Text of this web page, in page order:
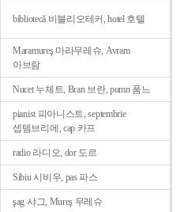
bibliotecǎ 비블리오테커, hotel 호텔
Maramureş 마라무레슈, Avram
아브람
Nucet 누체트, Bran 브란, pumn 품느
pianist 피아니스트, septembrie
셉템브리에, cap 카프
radio 라디오, dor 도르
Sibiu 시비우, pas 파스
şag 샤그, Mureş 무레슈